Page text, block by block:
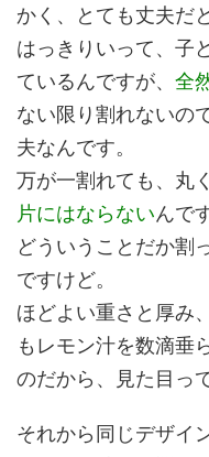
かく、とても丈夫だ
はっきりいって、子
ているんですが、 全
ない限り割れないの
夫なんです。
万が一割れても、丸
片にはならないんで
どういうことだか割
ですけど。
ほどよい重さと厚み
もレモン汁を数滴垂
のだから、見た目っ
それから同じデザイ